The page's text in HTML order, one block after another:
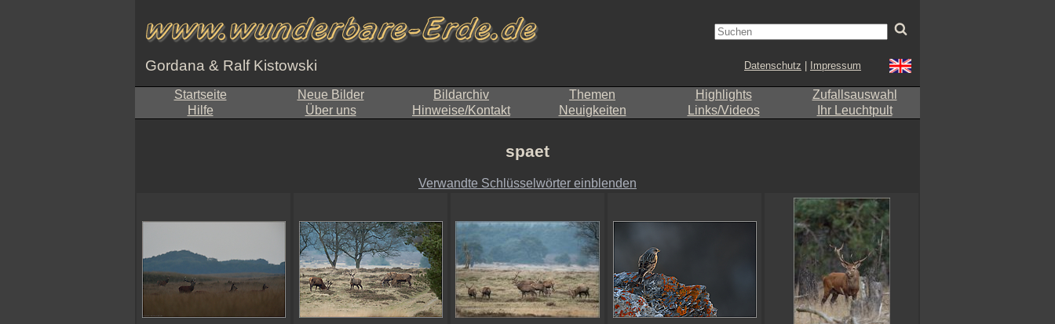
Gordana & Ralf Kistowski Datenschutz Impressum
Startseite Neue Bilder Bildarchiv Themen Highlights
Zufallsauswahl
Hilfe
Über uns Hinweise/Kontakt Neuigkeiten Links/Videos Ihr Leuchtpult
spaet
Verwandte Schlüsselwörter einblenden